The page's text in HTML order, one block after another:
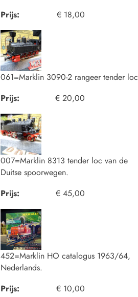
Prijs:
€ 18,00
061=Marklin 3090-2 rangeer tender
Prijs:
€ 20,00
007=Marklin 8313 tender loc van de
Duitse spoorwegen.
Prijs:
€ 45,00
452=Marklin HO catalogus 1963/64,
Nederlands.
Prijs:
€ 10,00